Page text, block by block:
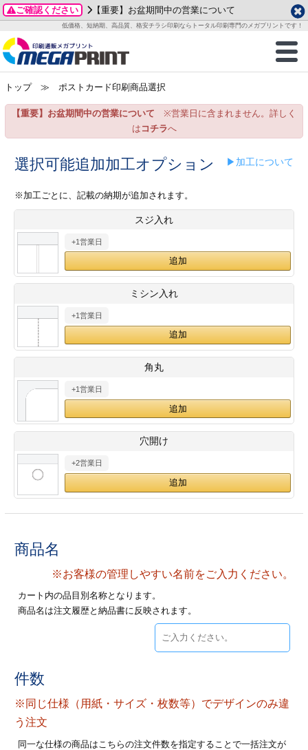
ご確認ください 【重要】お盆期間中の営業について
低価格、短納期、高品質、格安チラシ印刷ならトータル印刷専門のメガプリントです！
商品一覧
グッズ
ステッカー
ックカード印刷
業ツール印刷
＆盛り上げ印刷
ご利用ガイド
お客様へ
いて
方法
/送料について
刷
カード印刷
ックカード名刺
ムカード
型マル型印刷
ード印刷
刷
印刷
印刷
フォルダー
印刷
印刷
リーブ印刷
データ作成ガイド
成前に
ガイド
加工指示ガイド
テンプレート
ード印刷
名刺印刷
ックカード
ード印刷
形マル型
印刷
刷
印刷
カード印刷
ァイル印刷
一覧
わせ
り
プル請求
2026年 8月
月
火 水 木 金
土
1
3
4 5 6 7
8
15
24
25 26 27
29
土
1
2 3
9 10 11
12
14
15 16 17 18
19
26
28
29 30
・・休業日
トップ≫ ポストカード印刷商品選択
【重要】お盆期間中の営業について ※営業日に含まれません。詳しく
は コチラへ
選択可能追加加工オプション ▶加工について
※加工ごとに、記載の納期が追加されます。
スジ入れ
+1営業日
ミシン入れ
+1営業日
角丸
+1営業日
穴開け
+2営業日
商品名
※お客様の管理しやすい名前をご入力ください。
カート内の品目別名称となります。
商品名は注文履歴と納品書に反映されます。
件数
※同じ仕様（用紙・サイズ・枚数等）でデザインのみ違
う注文
同一な仕様の商品はこちらの注文件数を指定することで一括注文が